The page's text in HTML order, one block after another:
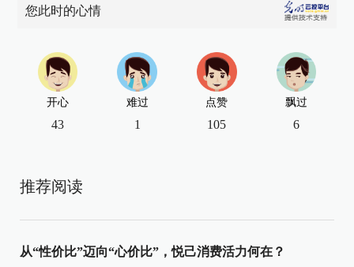
您此时的心情
开心
43
难过
1
点赞
105
飘过
6
推荐阅读
从“性价比”迈向“心价比”，悦己消费活力何在？